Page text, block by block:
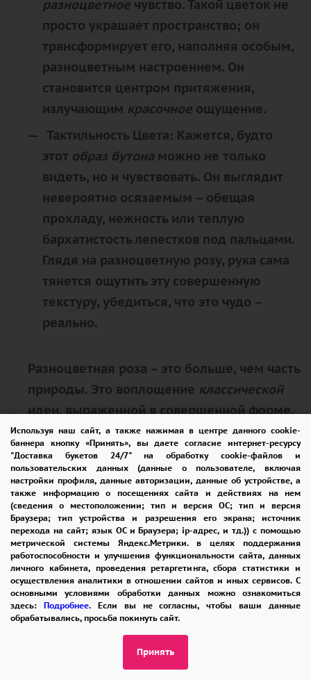
Используя наш сайт, а также нажимая в центре данного cookie-
баннера кнопку «Принять», вы даете согласие интернет-ресурсу
"Доставка букетов 24/7" на обработку cookie-файлов и
пользовательских данных (данные о пользователе, включая
настройки профиля, данные авторизации, данные об устройстве, а
также информацию о посещениях сайта и действиях на нем
(сведения о местоположении; тип и версия ОС; тип и версия
Браузера; тип устройства и разрешения его экрана; источник
перехода на сайт; язык ОС и Браузера; ip-адрес, и тд.)) с помощью
метрической системы Яндекс.Метрики. в целях поддержания
работоспособности и улучшения функциональности сайта, данных
личного кабинета, проведения ретаргетинга, сбора статистики и
осуществления аналитики в отношении сайтов и иных сервисов. С
основными условиями обработки данных можно ознакомиться
здесь: Подробнее. Если вы не согласны, чтобы ваши данные
обрабатывались, просьба покинуть сайт.
Принять
разноцветное чувство. Такой цветок не
просто украшает пространство; он
трансформирует его, наполняя особым,
разноцветным настроением. Он
становится центром притяжения,
излучающим красочное ощущение.
Тактильность Цвета: Кажется, будто
этот образ бутонаможно не только
видеть, но и чувствовать. Он выглядит
невероятно осязаемым – обещая
прохладу, нежность или теплую
бархатистость лепестков под пальцами.
Глядя на разноцветную розу, рука сама
тянется ощутить эту совершенную
текстуру, убедиться, что это чудо –
реально.
Разноцветная роза – это больше, чем часть
природы. Это воплощение классической
идеи, выраженной в совершенной форме.
Этонастроение, подаренное вселенной и
бережно выращенное руками мастера.
Этовопрос без слов: "Какой оттенок
гармонии, какую гамму чувств вы
выберете для своего сегодня?". В ее
разноцветныхлепестках заключена целая
вселенная смыслов и образов, готовая
стать частью вашей неповторимой
истории.
Выберите своюразноцветную
Выберите совершенство в